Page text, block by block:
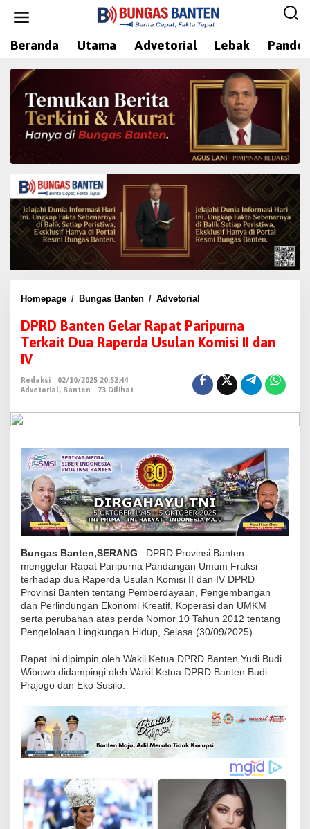
Beranda Utama Advetorial Lebak
Homepage / Bungas Banten / Advetorial
R
D
a
n
t
n
G
l
a
r
a
p
a
P
r
n
T
e
r
DPRD Banten Gelar Rapat Paripurna
Terkait Dua Raperda Usulan Komisi II dan
IV
Redaksi
02/10/2025 20:52:44
Advetorial , Banten 73 Dilihat
Bungas Banten,SERANG– DPRD Provinsi Banten
menggelar Rapat Paripurna Pandangan Umum Fraksi
terhadap dua Raperda Usulan Komisi II dan IV DPRD
Provinsi Banten tentang Pemberdayaan, Pengembangan
dan Perlindungan Ekonomi Kreatif, Koperasi dan UMKM
serta perubahan atas perda Nomor 10 Tahun 2012 tentang
Pengelolaan Lingkungan Hidup, Selasa (30/09/2025).
Rapat ini dipimpin oleh Wakil Ketua DPRD Banten Yudi Budi
Wibowo didampingi oleh Wakil Ketua DPRD Banten Budi
Prajogo dan Eko Susilo.